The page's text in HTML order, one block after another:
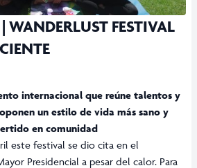
WANDERLUST FESTIVAL
internacional que reúne talentos y
un estilo de vida más sano y
en comunidad
este festival se dio cita en el
Presidencial a pesar del calor. Para